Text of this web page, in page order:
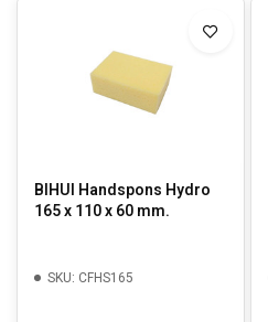
BIHUI Handspons Hydro
165 x 110 x 60 mm.
SKU: CFHS165